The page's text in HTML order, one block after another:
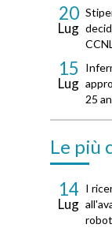
20
Lug
15
Lug
25
Le più
14
Lug
I